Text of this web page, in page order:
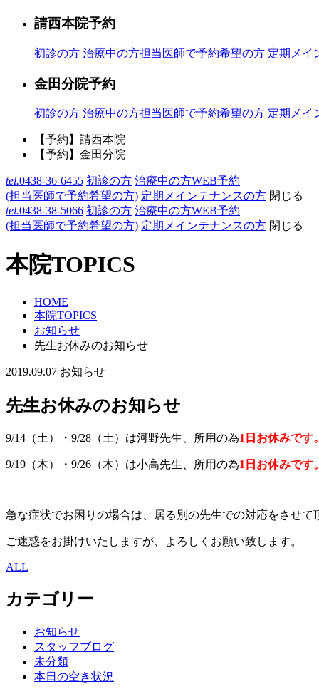
請西本院予約
初診の方 治療中の方担当医師で予約希望の方 定期メイ
金田分院予約
初診の方 治療中の方担当医師で予約希望の方 定期メイ
【予約】請西本院
【予約】金田分院
tel.0438-36-6455 初診の方 治療中の方WEB予約
(担当医師で予約希望の方) 定期メインテナンスの方 閉じる
tel.0438-38-5066 初診の方 治療中の方WEB予約
(担当医師で予約希望の方) 定期メインテナンスの方 閉じる
本院TOPICS
HOME
本院TOPICS
お知らせ
先生お休みのお知らせ
2019.09.07 お知らせ
先生お休みのお知らせ
9/14（土）・9/28（土）は河野先生、所用の為1日お休みです。
9/19（木）・9/26（木）は小高先生、所用の為1日お休みです。
急な症状でお困りの場合は、居る別の先生での対応をさせて
ご迷惑をお掛けいたしますが、よろしくお願い致します。
ALL
カテゴリー
お知らせ
スタッフブログ
未分類
本日の空き状況